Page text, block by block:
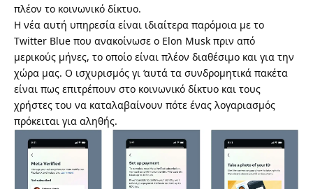
πλέον το κοινωνικό δίκτυο.
Η νέα αυτή υπηρεσία είναι ιδιαίτερα παρόμοια με το
Twitter Blue που ανακοίνωσε ο Elon Musk πριν από
μερικούς μήνες, το οποίο είναι πλέον διαθέσιμο και για την
χώρα μας. Ο ισχυρισμός γι ‘αυτά τα συνδρομητικά πακέτα
είναι πως επιτρέπουν στο κοινωνικό δίκτυο και τους
χρήστες του να καταλαβαίνουν πότε ένας λογαριασμός
πρόκειται για αληθής.